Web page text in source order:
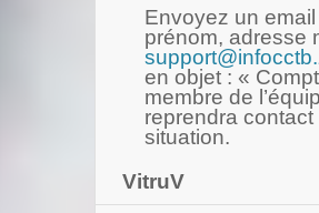
Envoyez un
prénom, adresse
en objet : «
membre de
reprendra
situation.
VitruV